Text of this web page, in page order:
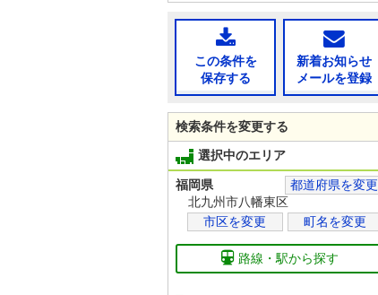
この条件を
保存する
新着お知らせ
メールを登録
検索条件を変更する
選択中のエリア
福岡県
都道府県を変更
北九州市八幡東区
市区を変更
町名を変更
路線・駅から探す